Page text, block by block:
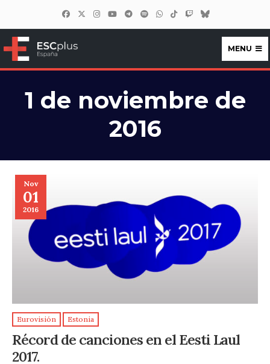
ESCplus España
MENU
1 de noviembre de
2016
Nov
01
2016
Eurovisión Estonia
Récord de canciones en el Eesti Laul
2017.